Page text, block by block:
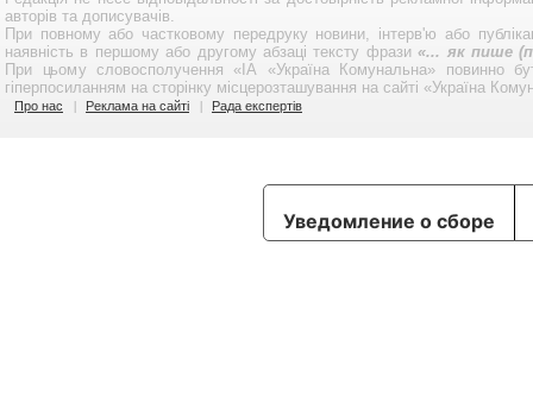
авторів та дописувачів.
При повному або частковому передруку новини, інтерв'ю або
наявність в першому або другому абзаці тексту фрази«... як пише
При цьому словосполучення «ІА «Україна Комунальна» повинно
гіперпосиланням на сторінку місцерозташування на сайті «Україна
Про нас Реклама на сайті Рада експертів
Уведомление о сборе